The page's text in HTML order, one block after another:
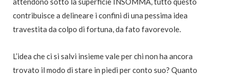
contribuisce a delineare i confini di una pessima idea
travestita da colpo di fortuna, da fato favorevole.
L’idea che ci si salvi insieme vale per chi non ha ancora
trovato il modo di stare in piedi per conto suo? Quanto